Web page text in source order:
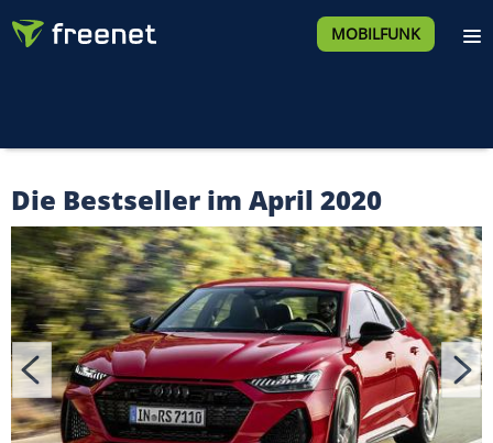
MOBILFUNK
Die Bestseller im April 2020